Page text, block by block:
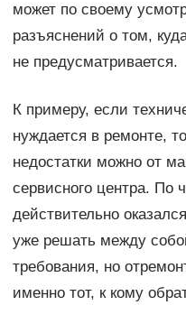
может по своему
разъяснений о том,
не предусматривается.
К примеру, если
нуждается в ремонте,
недостатки можно от
сервисного центра. По
действительно
уже решать между
требования, но
именно тот, к кому